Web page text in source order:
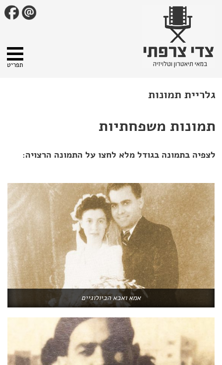
גלריית תמונות
תמונות משפחתיות
לצפיה בתמונה בגודל מלא לחצו על התמונה הרצויה:
אמא ואבא הביולוגיים
תפריט